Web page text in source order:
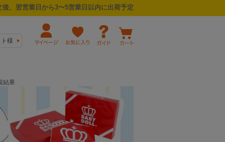
、翌営業日から3〜5営業日以内に出荷予定
様
結果